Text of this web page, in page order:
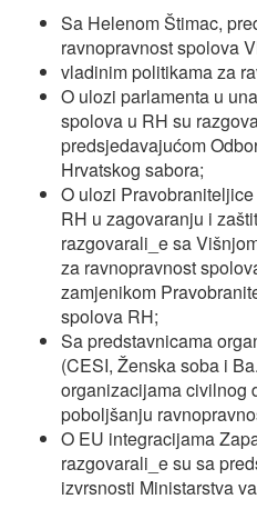
Sa Helenom Štimac,
ravnopravnost spolova
vladinim politikama za
O ulozi parlamenta u
spolova u RH su
predsjedavajućom
Hrvatskog sabora;
O ulozi
RH u zagovaranju i
razgovarali_e sa
za ravnopravnost
zamjenikom
spolova RH;
Sa predstavnicama
(CESI, Ženska soba i
organizacijama civilnog
poboljšanju
O EU integracijama
razgovarali_e su sa
izvrsnosti Ministarstva